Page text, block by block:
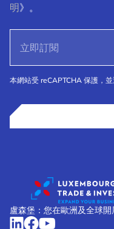
明》。
本網站受 reCAPTCHA 保護，
盧森堡：您在歐洲及全球開